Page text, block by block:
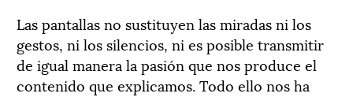
Las pantallas no sustituyen las miradas ni los
gestos, ni los silencios, ni es posible transmitir
de igual manera la pasión que nos produce el
contenido que explicamos. Todo ello nos ha